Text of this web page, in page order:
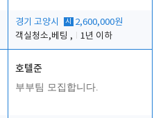
경기 고양시 시
2,600,000원
객실청소,베팅 ,
1년 이하
호텔준
부부팀 모집합니다.